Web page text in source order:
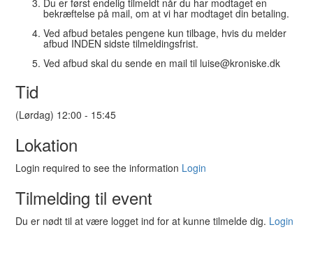
Du er først endelig tilmeldt når du har modtaget en
bekræftelse på mail, om at vi har modtaget din betaling.
Ved afbud betales pengene kun tilbage, hvis du melder
afbud INDEN sidste tilmeldingsfrist.
Ved afbud skal du sende en mail til luise@kroniske.dk
Tid
(Lørdag) 12:00 - 15:45
Lokation
Login required to see the information Login
Tilmelding til event
Du er nødt til at være logget ind for at kunne tilmelde dig. Login